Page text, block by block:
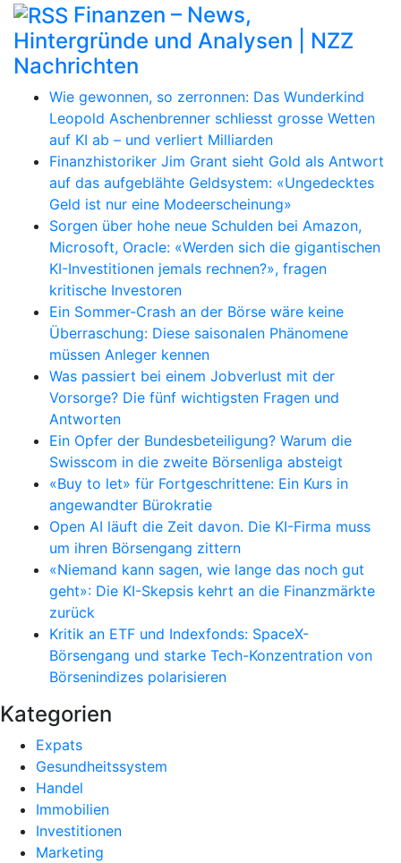
Finanzen – News,
Hintergründe und Analysen | NZZ
Nachrichten
Wie gewonnen, so zerronnen: Das Wunderkind
Leopold Aschenbrenner schliesst grosse Wetten
auf KI ab – und verliert Milliarden
Finanzhistoriker Jim Grant sieht Gold als Antwort
auf das aufgeblähte Geldsystem: «Ungedecktes
Geld ist nur eine Modeerscheinung»
Sorgen über hohe neue Schulden bei Amazon,
Microsoft, Oracle: «Werden sich die gigantischen
KI-Investitionen jemals rechnen?», fragen
kritische Investoren
Ein Sommer-Crash an der Börse wäre keine
Überraschung: Diese saisonalen Phänomene
müssen Anleger kennen
Was passiert bei einem Jobverlust mit der
Vorsorge? Die fünf wichtigsten Fragen und
Antworten
Ein Opfer der Bundesbeteiligung? Warum die
Swisscom in die zweite Börsenliga absteigt
«Buy to let» für Fortgeschrittene: Ein Kurs in
angewandter Bürokratie
Open AI läuft die Zeit davon. Die KI-Firma muss
um ihren Börsengang zittern
«Niemand kann sagen, wie lange das noch gut
geht»: Die KI-Skepsis kehrt an die Finanzmärkte
zurück
Kritik an ETF und Indexfonds: SpaceX-
Börsengang und starke Tech-Konzentration von
Börsenindizes polarisieren
Kategorien
Expats
Gesundheitssystem
Handel
Immobilien
Investitionen
Marketing